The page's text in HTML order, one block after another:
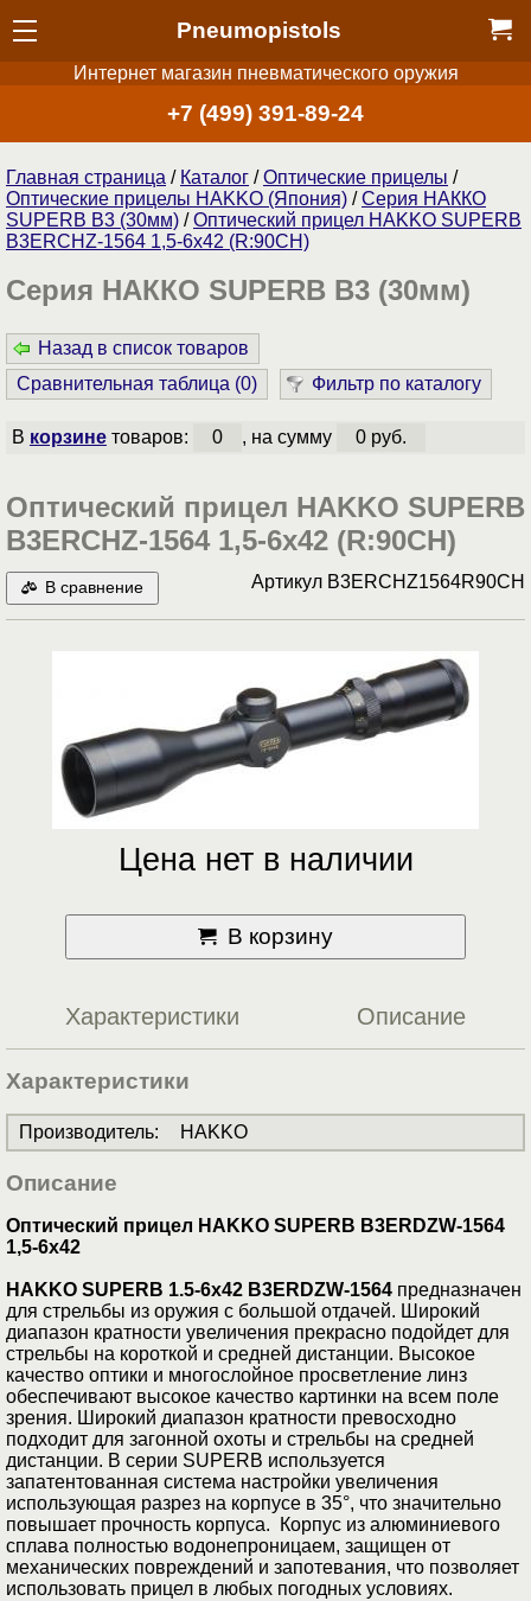
Pneumopistols
Интернет магазин пневматического оружия
+7 (499) 391-89-24
Главная страница / Каталог /Оптические прицелы /
Оптические прицелы HAKKO (Япония) /Серия НАККО
SUPERB B3 (30мм) /Оптический прицел HAKKO SUPERB
B3ERCHZ-1564 1,5-6x42 (R:90CH)
Серия НАККО SUPERB B3 (30мм)
Назад в список товаров
Сравнительная таблица (0) Фильтр по каталогу
В корзинетоваров: 0 , на сумму 0 руб.
Оптический прицел HAKKO SUPERB
B3ERCHZ-1564 1,5-6x42 (R:90CH)
В сравнение Артикул B3ERCHZ1564R90CH
Цена нет в наличии
В корзину
Характеристики Описание
Характеристики
Производитель: HAKKO
Описание
Оптический прицел HAKKO SUPERB B3ERDZW-1564
1,5-6x42
HAKKO SUPERB 1.5-6x42 B3ERDZW-1564 предназначен
для стрельбы из оружия с большой отдачей. Широкий
диапазон кратности увеличения прекрасно подойдет для
стрельбы на короткой и средней дистанции. Высокое
качество оптики и многослойное просветление линз
обеспечивают высокое качество картинки на всем поле
зрения. Широкий диапазон кратности превосходно
подходит для загонной охоты и стрельбы на средней
дистанции. В серии SUPERB используется
запатентованная система настройки увеличения
использующая разрез на корпусе в 35°, что значительно
повышает прочность корпуса. Корпус из алюминиевого
сплава полностью водонепроницаем, защищен от
механических повреждений и запотевания, что позволяет
использовать прицел в любых погодных условиях.